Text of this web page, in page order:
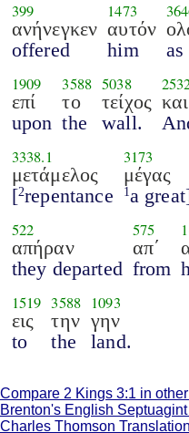
399
ανήνεγκεν
offered
1473
αυτόν
him
1909
επί
upon
3588
το
the
5038
τείχος
wall.
και
3338.1
μετάμελος
[2repentance
3173
μέγας
1 a
522
απήραν
they departed
575
απ΄
from
1519
εις
to
3588
την
the
1093
γην
land.
Compare 2 Kings 3:1 in
Brenton's English
Charles Thomson